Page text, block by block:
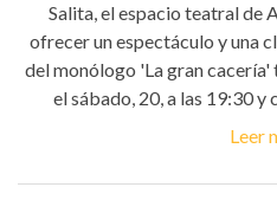
Salita, el espacio teatral de
ofrecer un espectáculo y una
del monólogo 'La gran cacería'
el sábado, 20, a las 19:30 y
Leer